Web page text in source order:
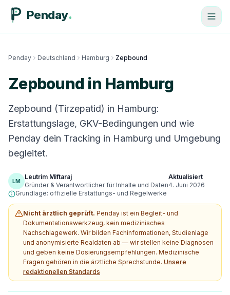
Penday
Penday Deutschland Hamburg Zepbound
Zepbound in Hamburg
Zepbound (Tirzepatid) in Hamburg:
Erstattungslage, GKV-Bedingungen und wie
Penday dein Tracking in Hamburg und Umgebung
begleitet.
LM
Leutrim Miftaraj
Gründer & Verantwortlicher für Inhalte und Daten
Aktualisiert
4. Juni 2026
Grundlage: offizielle Erstattungs- und Regelwerke
Nicht ärztlich geprüft. Penday ist ein Begleit- und
Dokumentationswerkzeug, kein medizinisches
Nachschlagewerk. Wir bilden Fachinformationen, Studienlage
und anonymisierte Realdaten ab — wir stellen keine Diagnosen
und geben keine Dosierungsempfehlungen. Medizinische
Fragen gehören in die ärztliche Sprechstunde. Unsere
redaktionellen Standards